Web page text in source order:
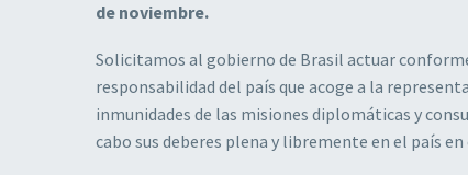
de noviembre.
Solicitamos al gobierno de Brasil actuar
responsabilidad del país que acoge a la
inmunidades de las misiones diplomáticas y
cabo sus deberes plena y libremente en el país